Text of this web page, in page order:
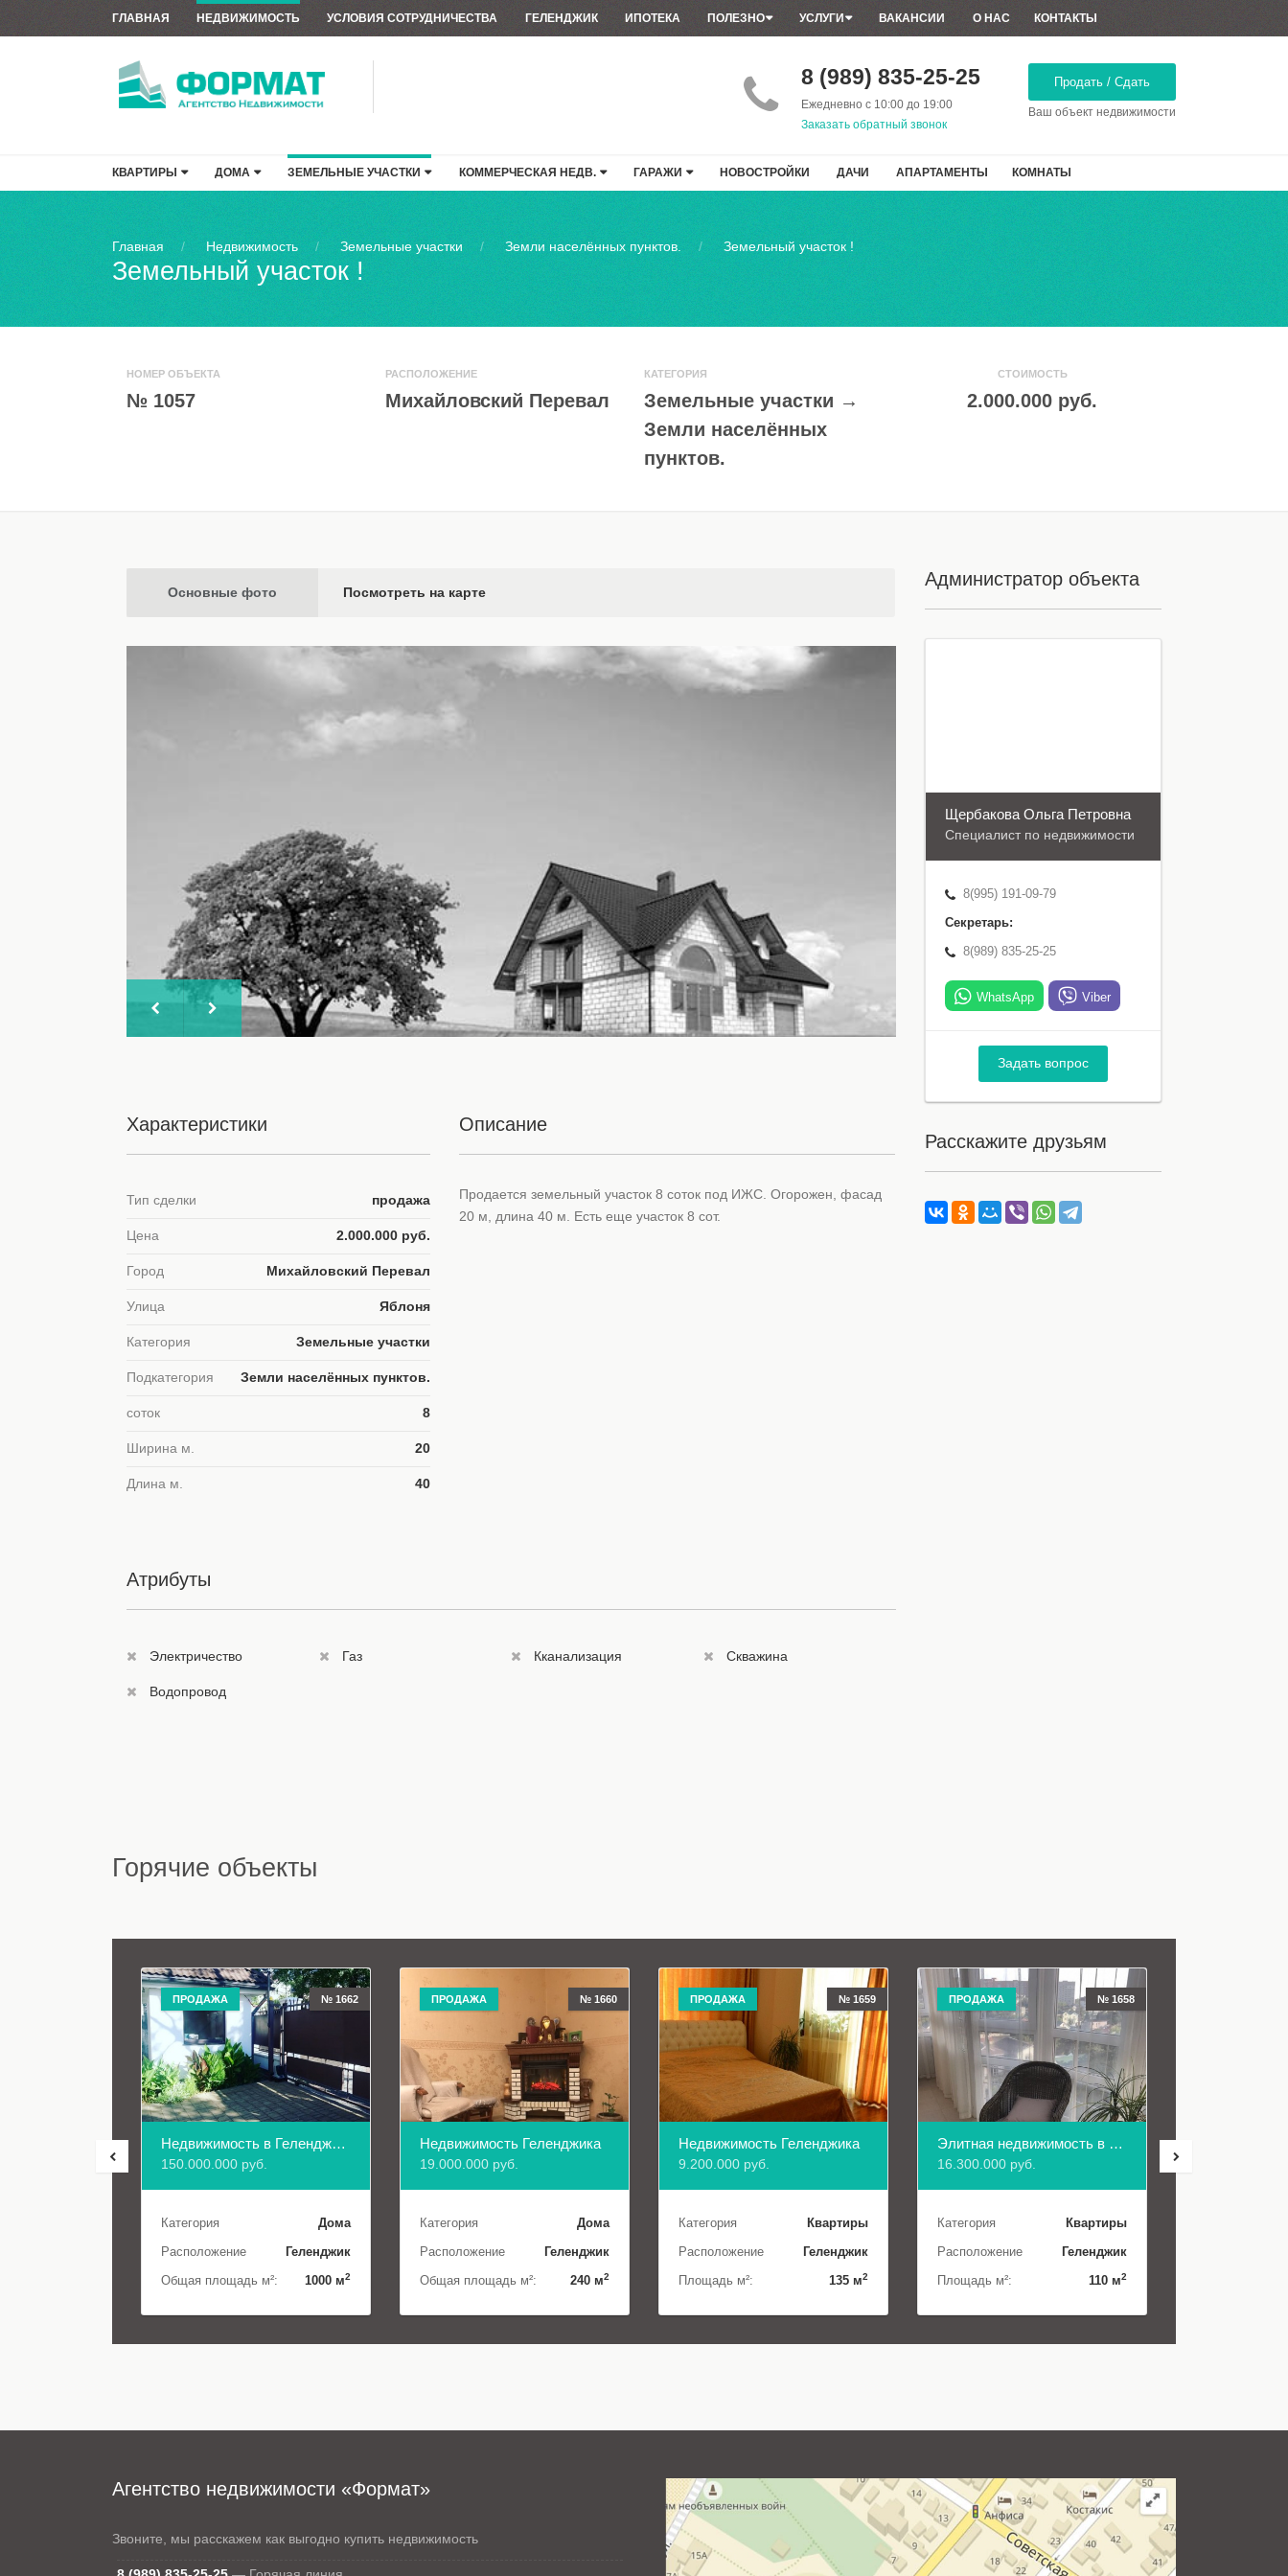
ГЛАВНАЯ НЕДВИЖИМОСТЬ УСЛОВИЯ СОТРУДНИЧЕСТВА ГЕЛЕНДЖИК ИПОТЕКА ПОЛЕЗНО УСЛУГИ ВАКАНСИИ О НАС КОНТАКТЫ
Продать / Сдать
Ваш объект недвижимости
8 (989) 835-25-25
Ежедневно с 10:00 до 19:00
Заказать обратный звонок
КВАРТИРЫ ДОМА ЗЕМЕЛЬНЫЕ УЧАСТКИ КОММЕРЧЕСКАЯ НЕДВ. ГАРАЖИ НОВОСТРОЙКИ ДАЧИ АПАРТАМЕНТЫ КОМНАТЫ
Главная Недвижимость Земельные участки Земли населённых пунктов. Земельный участок !
Земельный участок !
НОМЕР ОБЪЕКТА
№ 1057
РАСПОЛОЖЕНИЕ
Михайловский Перевал
КАТЕГОРИЯ
Земельные участки →
Земли населённых
пунктов.
СТОИМОСТЬ
2.000.000 руб.
Основные фото Посмотреть на карте
Характеристики
Тип сделки продажа
Цена 2.000.000 руб.
Город Михайловский Перевал
Улица Яблоня
Категория Земельные участки
Подкатегория Земли населённых пунктов.
соток 8
Ширина м. 20
Длина м. 40
Описание
Продается земельный участок 8 соток под ИЖС. Огорожен, фасад
20 м, длина 40 м. Есть еще участок 8 сот.
Атрибуты
Электричество Газ Кканализация Скважина
Водопровод
Администратор объекта
Щербакова Oльга Петровна
Специалист по недвижимости
8(995) 191-09-79
Секретарь:
8(989) 835-25-25
WhatsApp Viber
Задать вопрос
Расскажите друзьям
Горячие объекты
ПРОДАЖА № 1662
Недвижимость в Геленджике
150.000.000 руб.
Категория
Дома
Расположение
Геленджик
Общая площадь м²:
1000 м2
ПРОДАЖА № 1660
Недвижимость Геленджика
19.000.000 руб.
Категория
Дома
Расположение
Геленджик
Общая площадь м²:
240 м2
ПРОДАЖА № 1659
Недвижимость Геленджика
9.200.000 руб.
Категория
Квартиры
Расположение
Геленджик
Площадь м²:
135 м2
ПРОДАЖА № 1658
Элитная недвижимость в Геленджике
16.300.000 руб.
Категория
Квартиры
Расположение
Геленджик
Площадь м²:
110 м2
Агентство недвижимости «Формат»
Звоните, мы расскажем как выгодно купить недвижимость